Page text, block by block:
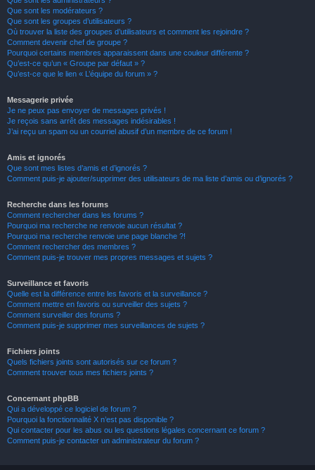
Que sont les modérateurs ?
Que sont les groupes d’utilisateurs ?
Où trouver la liste des groupes d’utilisateurs et comment les rejoindre ?
Comment devenir chef de groupe ?
Pourquoi certains membres apparaissent dans une couleur différente ?
Qu’est-ce qu’un « Groupe par défaut » ?
Qu’est-ce que le lien « L’équipe du forum » ?
Messagerie privée
Je ne peux pas envoyer de messages privés !
Je reçois sans arrêt des messages indésirables !
J’ai reçu un spam ou un courriel abusif d’un membre de ce forum !
Amis et ignorés
Que sont mes listes d’amis et d’ignorés ?
Comment puis-je ajouter/supprimer des utilisateurs de ma liste d’amis ou d’ignorés ?
Recherche dans les forums
Comment rechercher dans les forums ?
Pourquoi ma recherche ne renvoie aucun résultat ?
Pourquoi ma recherche renvoie une page blanche ?!
Comment rechercher des membres ?
Comment puis-je trouver mes propres messages et sujets ?
Surveillance et favoris
Quelle est la différence entre les favoris et la surveillance ?
Comment mettre en favoris ou surveiller des sujets ?
Comment surveiller des forums ?
Comment puis-je supprimer mes surveillances de sujets ?
Fichiers joints
Quels fichiers joints sont autorisés sur ce forum ?
Comment trouver tous mes fichiers joints ?
Concernant phpBB
Qui a développé ce logiciel de forum ?
Pourquoi la fonctionnalité X n’est pas disponible ?
Qui contacter pour les abus ou les questions légales concernant ce forum ?
Comment puis-je contacter un administrateur du forum ?